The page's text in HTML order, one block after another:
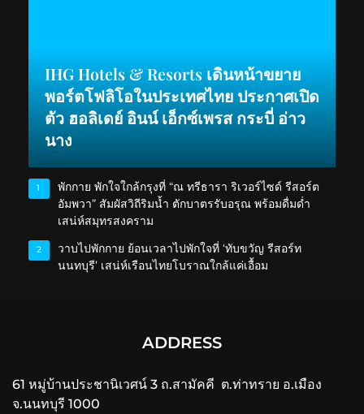
IHG Hotels & Resorts เดินหน้าขยาย
พอร์ตโฟลิโอในประเทศไทย ประกาศเปิด
ตัว ฮอลิเดย์ อินน์ เอ็กซ์เพรส กระบี่ อ่าว
นาง
1
พักกาย พักใจใกล้กรุงที่ “ณ ทรีธารา ริเวอร์ไซด์ รีสอร์ต
อัมพวา” สัมผัสวิถีริมน้ำ ตักบาตรรับอรุณ พร้อมดื่มด่ำ
เสน่ห์สมุทรสงคราม
2
วาบไปพักกาย ย้อนเวลาไปพักใจที่ ‘ทับขวัญ รีสอร์ท
นนทบุรี’ เสน่ห์เรือนไทยโบราณใกล้แค่เอื้อม
ADDRESS
61 หมู่บ้านประชานิเวศน์ 3 ถ.สามัคคี ต.ท่าทราย อ.เมือง
จ.นนทบุรี 1000